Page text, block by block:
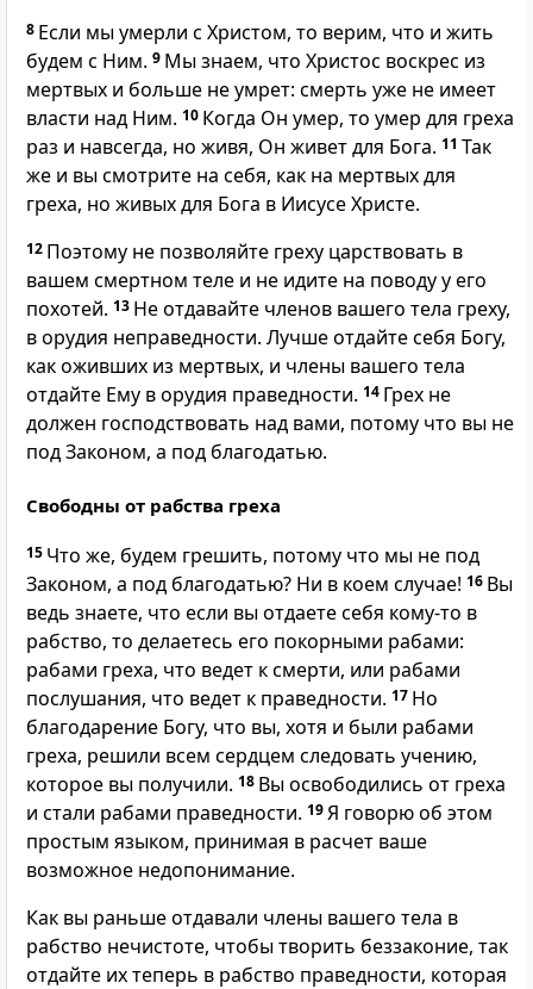
8 Если мы умерли с Христом, то верим, что и жить
будем с Ним. 9 Мы знаем, что Христос воскрес из
мертвых и больше не умрет: смерть уже не имеет
власти над Ним. 10 Когда Он умер, то умер для греха
раз и навсегда, но живя, Он живет для Бога. 11 Так
же и вы смотрите на себя, как на мертвых для
греха, но живых для Бога в Иисусе Христе.
12 Поэтому не позволяйте греху царствовать в
вашем смертном теле и не идите на поводу у его
похотей. 13 Не отдавайте членов вашего тела греху,
в орудия неправедности. Лучше отдайте себя Богу,
как оживших из мертвых, и члены вашего тела
отдайте Ему в орудия праведности. 14 Грех не
должен господствовать над вами, потому что вы не
под Законом, а под благодатью.
Свободны от рабства греха
15 Что же, будем грешить, потому что мы не под
Законом, а под благодатью? Ни в коем случае! 16 Вы
ведь знаете, что если вы отдаете себя кому-то в
рабство, то делаетесь его покорными рабами:
рабами греха, что ведет к смерти, или рабами
послушания, что ведет к праведности. 17 Но
благодарение Богу, что вы, хотя и были рабами
греха, решили всем сердцем следовать учению,
которое вы получили. 18 Вы освободились от греха
и стали рабами праведности. 19Я говорю об этом
простым языком, принимая в расчет ваше
возможное недопонимание.
Как вы раньше отдавали члены вашего тела в
рабство нечистоте, чтобы творить беззаконие, так
отдайте их теперь в рабство праведности, которая